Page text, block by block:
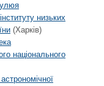
низьких
(Харків)
національного